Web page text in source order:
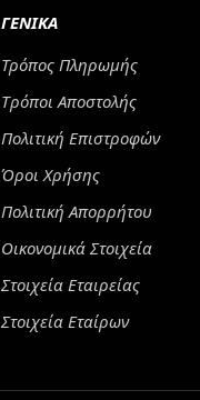
ΓΕΝΙΚΑ
Τρόπος Πληρωμής
Tρόποι Αποστολής
Πολιτική Επιστροφών
Όροι Χρήσης
Πολιτική Απορρήτου
Οικονομικά Στοιχεία
Στοιχεία Εταιρείας
Στοιχεία Εταίρων